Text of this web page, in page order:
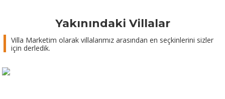
Yakınındaki Villalar
Villa Marketim olarak villalarımız arasından en seçkinlerini sizler
için derledik.